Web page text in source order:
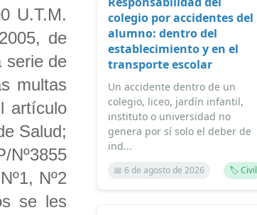
colegio por accidentes del
alumno: dentro del
establecimiento y en el
transporte escolar
Un accidente dentro de un
colegio, liceo, jardín infantil,
instituto o universidad no
genera por sí solo el deber de
ind...
📅 6 de agosto de 2026 🏷️ Civil